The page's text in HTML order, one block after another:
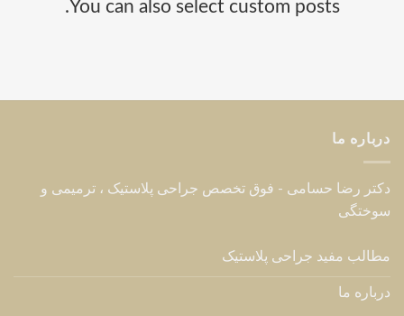
You can also select custom posts.
درباره ما
دکتر رضا حسامی - فوق تخصص جراحی پلاستیک ، ترمیمی و
سوختگی
مطالب مفید جراحی پلاستیک
درباره ما